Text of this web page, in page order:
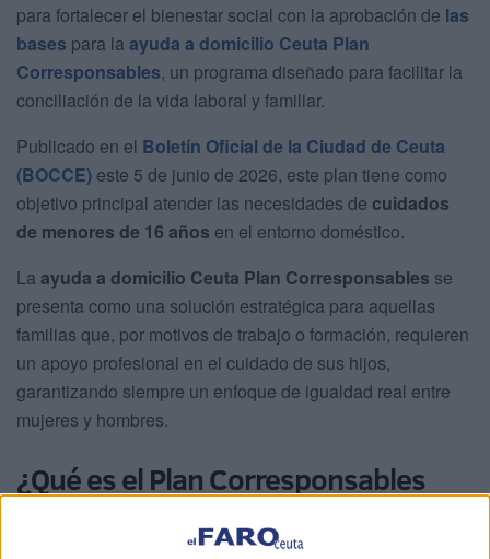
para fortalecer el bienestar social con la aprobación de las
bases para la ayuda a domicilio Ceuta Plan
Corresponsables, un programa diseñado para facilitar la
conciliación de la vida laboral y familiar.
Publicado en el Boletín Oficial de la Ciudad de Ceuta
(BOCCE) este 5 de junio de 2026, este plan tiene como
objetivo principal atender las necesidades de cuidados
de menores de 16 años en el entorno doméstico.
La ayuda a domicilio Ceuta Plan Corresponsables se
presenta como una solución estratégica para aquellas
familias que, por motivos de trabajo o formación, requieren
un apoyo profesional en el cuidado de sus hijos,
garantizando siempre un enfoque de igualdad real entre
mujeres y hombres.
¿Qué es el Plan Corresponsables
2026 en Ceuta?